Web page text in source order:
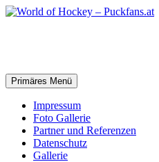
Zum
Suchen
Primäres Menü
Impressum
Foto Gallerie
Partner und Referenzen
Datenschutz
Gallerie